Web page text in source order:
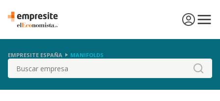
EMPRESITE ESPAÑA MANIFOLDS
Buscar